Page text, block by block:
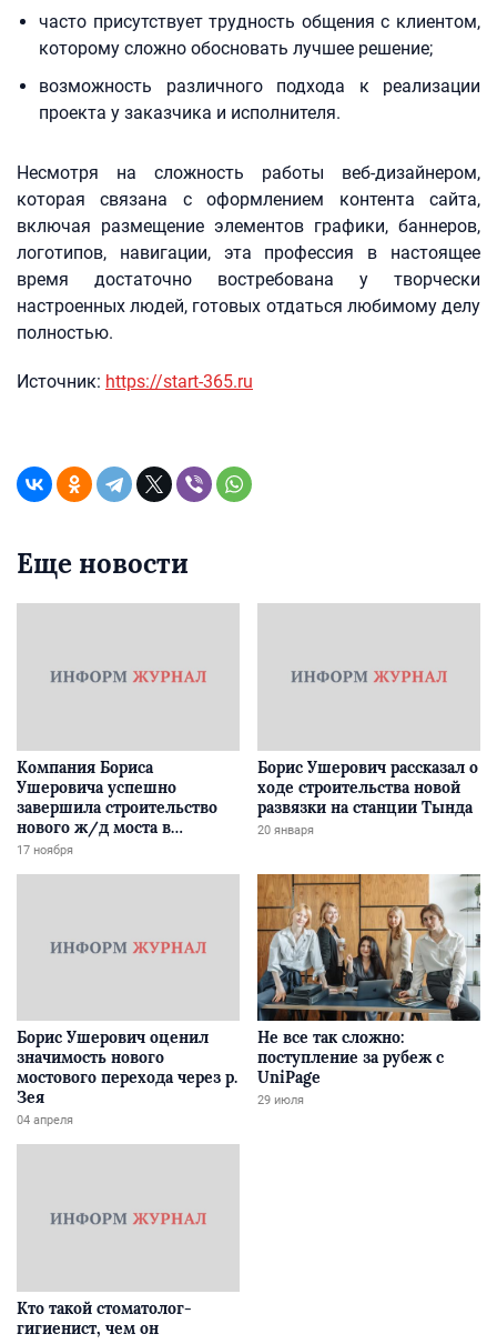
часто присутствует трудность общения с клиентом,
которому сложно обосновать лучшее решение;
возможность различного подхода к реализации
проекта у заказчика и исполнителя.
Несмотря на сложность работы веб-дизайнером,
которая связана с оформлением контента сайта,
включая размещение элементов графики, баннеров,
логотипов, навигации, эта профессия в настоящее
время достаточно востребована у творчески
настроенных людей, готовых отдаться любимому делу
полностью.
Источник: https://start-365.ru
Еще новости
Компания Бориса
Ушеровича успешно
завершила строительство
нового ж/д моста в
Забайкалье
17 ноября
Борис Ушерович рассказал о
ходе строительства новой
развязки на станции Тында
20 января
Борис Ушерович оценил
значимость нового
мостового перехода через р.
Зея
04 апреля
Не все так сложно:
поступление за рубеж с
UniPage
29 июля
Кто такой стоматолог-
гигиенист, чем он